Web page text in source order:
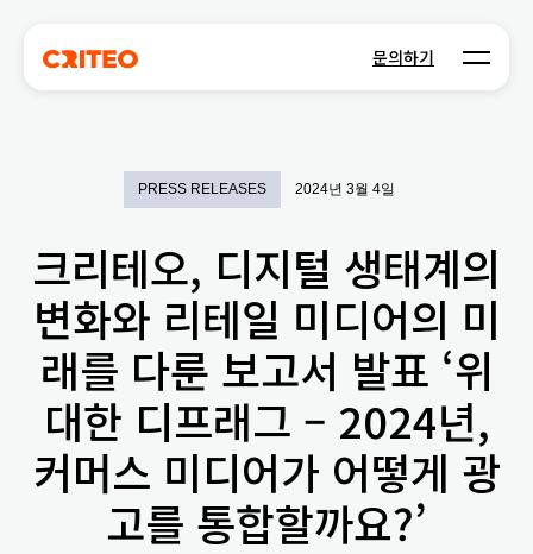
문의하기 Open
PRESS RELEASES 2024년 3월 4일
크리테오, 디지털 생태계의
변화와 리테일 미디어의 미
래를 다룬 보고서 발표 ‘위
대한 디프래그 – 2024년,
커머스 미디어가 어떻게 광
고를 통합할까요?’